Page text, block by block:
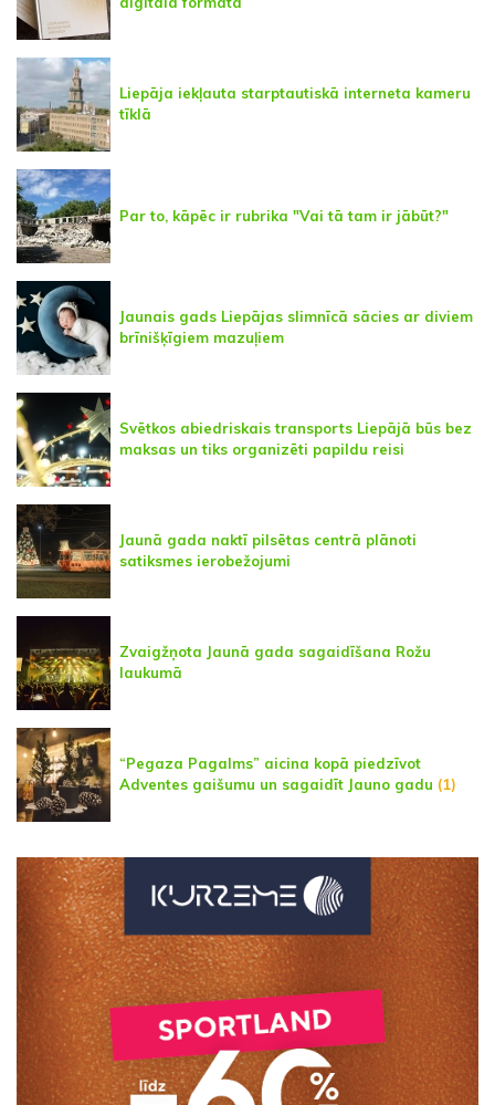
Liepāja iekļauta starptautiskā interneta kameru
tīklā
Par to, kāpēc ir rubrika "Vai tā tam ir jābūt?"
Jaunais gads Liepājas slimnīcā sācies ar diviem
brīnišķīgiem mazuļiem
Svētkos abiedriskais transports Liepājā būs bez
maksas un tiks organizēti papildu reisi
Jaunā gada naktī pilsētas centrā plānoti
satiksmes ierobežojumi
Zvaigžņota Jaunā gada sagaidīšana Rožu
laukumā
“Pegaza Pagalms” aicina kopā piedzīvot
Adventes gaišumu un sagaidīt Jauno gadu (1)